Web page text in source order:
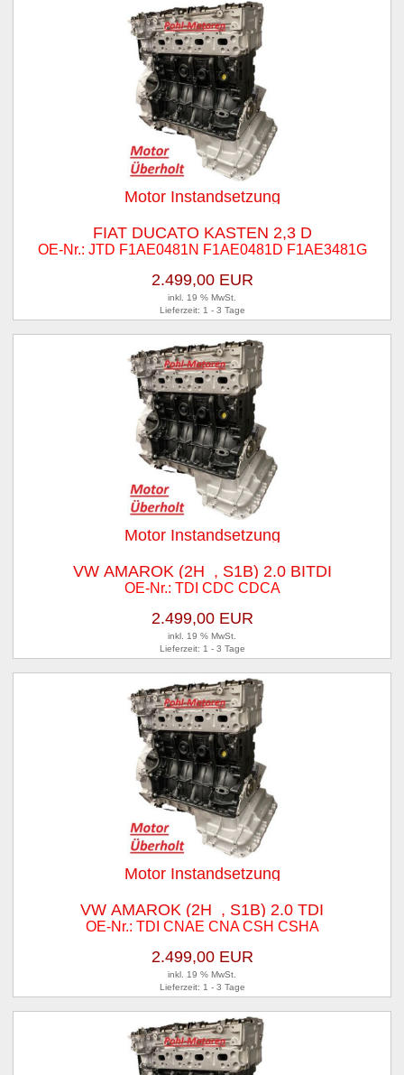
Motor Instandsetzung
FIAT DUCATO KASTEN 2,3 D
OE-Nr.: JTD F1AE0481N F1AE0481D F1AE3481G
2.499,00 EUR
inkl. 19 % MwSt.
Lieferzeit: 1 - 3 Tage
Motor Instandsetzung
VW AMAROK (2H_, S1B) 2.0 BITDI
OE-Nr.: TDI CDC CDCA
2.499,00 EUR
inkl. 19 % MwSt.
Lieferzeit: 1 - 3 Tage
Motor Instandsetzung
VW AMAROK (2H_, S1B) 2.0 TDI
OE-Nr.: TDI CNAE CNA CSH CSHA
2.499,00 EUR
inkl. 19 % MwSt.
Lieferzeit: 1 - 3 Tage